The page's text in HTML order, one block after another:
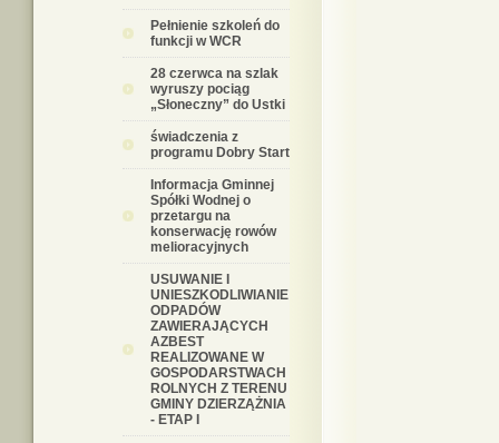
Pełnienie szkoleń do
funkcji w WCR
28 czerwca na szlak
wyruszy pociąg
„Słoneczny” do Ustki
świadczenia z
programu Dobry Start
Informacja Gminnej
Spółki Wodnej o
przetargu na
konserwację rowów
melioracyjnych
USUWANIE I
UNIESZKODLIWIANIE
ODPADÓW
ZAWIERAJĄCYCH
AZBEST
REALIZOWANE W
GOSPODARSTWACH
ROLNYCH Z TERENU
GMINY DZIERZĄŻNIA
- ETAP I